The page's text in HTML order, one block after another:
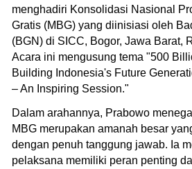
menghadiri Konsolidasi Nasional
Gratis (MBG) yang diinisiasi oleh
(BGN) di SICC, Bogor, Jawa Barat,
Acara ini mengusung tema "500
Building Indonesia's Future
– An Inspiring Session."
Dalam arahannya, Prabowo
MBG merupakan amanah besar
dengan penuh tanggung jawab. Ia
pelaksana memiliki peran penting